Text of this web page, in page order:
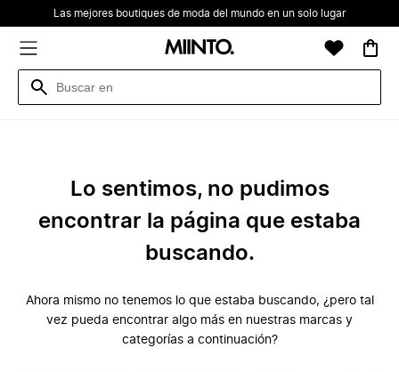
Las mejores boutiques de moda del mundo en un solo lugar
Lo sentimos, no pudimos
encontrar la página que estaba
buscando.
Ahora mismo no tenemos lo que estaba buscando, ¿pero tal
vez pueda encontrar algo más en nuestras marcas y
categorías a continuación?